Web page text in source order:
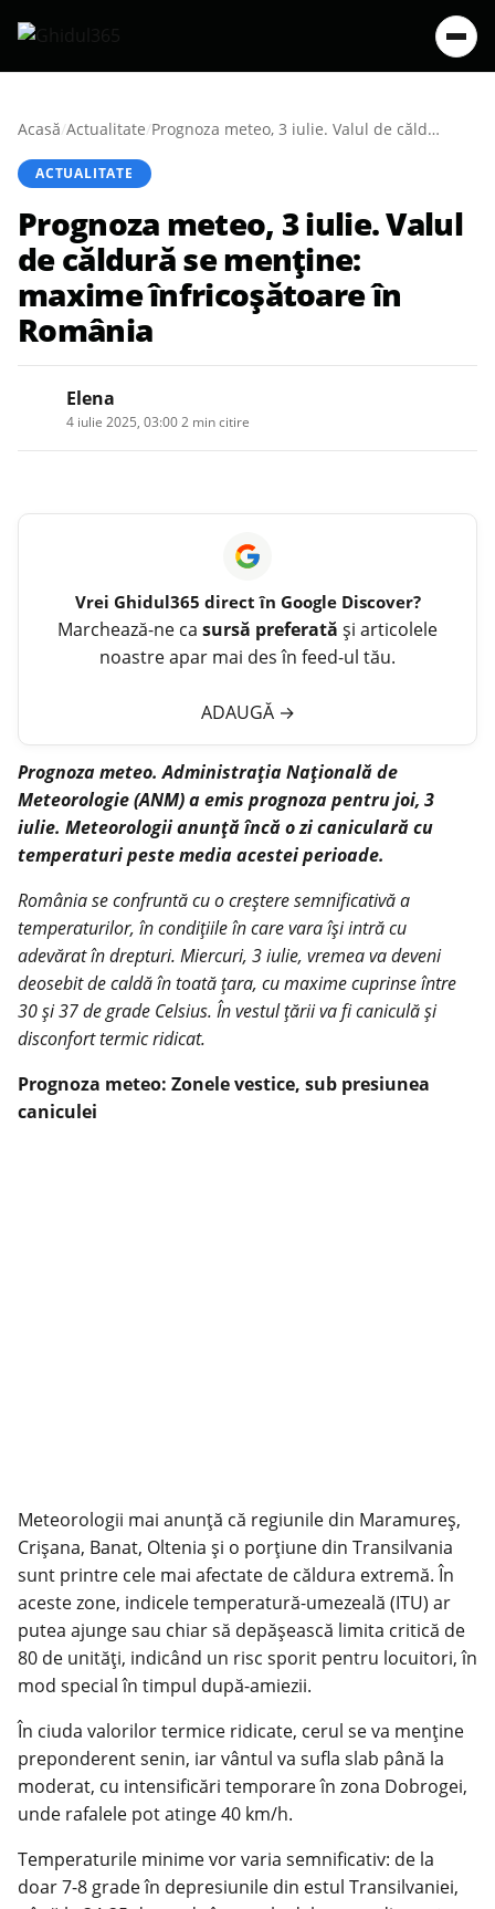
Acasă/Actualitate/ Prognoza meteo, 3 iulie. Valul de căldură se menține: maxime înfricoșătoare în România
ACTUALITATE
Prognoza meteo, 3 iulie. Valul
de căldură se menține:
maxime înfricoșătoare în
România
Elena
4 iulie 2025, 03:002 min citire
Vrei Ghidul365 direct în Google Discover?
Marchează-ne ca sursă preferată și articolele
noastre apar mai des în feed-ul tău.
ADAUGĂ →
Prognoza meteo. Administrația Națională de
Meteorologie (ANM) a emis prognoza pentru joi, 3
iulie. Meteorologii anunță încă o zi caniculară cu
temperaturi peste media acestei perioade.
România se confruntă cu o creștere semnificativă a
temperaturilor, în condițiile în care vara își intră cu
adevărat în drepturi. Miercuri, 3 iulie, vremea va deveni
deosebit de caldă în toată țara, cu maxime cuprinse între
30 și 37 de grade Celsius. În vestul țării va fi caniculă și
disconfort termic ridicat.
Prognoza meteo: Zonele vestice, sub presiunea
caniculei
Meteorologii mai anunță că regiunile din Maramureș,
Crișana, Banat, Oltenia și o porțiune din Transilvania
sunt printre cele mai afectate de căldura extremă. În
aceste zone, indicele temperatură-umezeală (ITU) ar
putea ajunge sau chiar să depășească limita critică de
80 de unități, indicând un risc sporit pentru locuitori, în
mod special în timpul după-amiezii.
În ciuda valorilor termice ridicate, cerul se va menține
preponderent senin, iar vântul va sufla slab până la
moderat, cu intensificări temporare în zona Dobrogei,
unde rafalele pot atinge 40 km/h.
Temperaturile minime vor varia semnificativ: de la
doar 7-8 grade în depresiunile din estul Transilvaniei,